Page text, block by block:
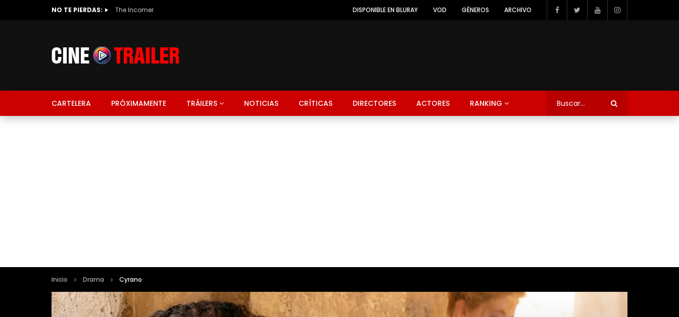
NO TE PIERDAS: The Incomer DISPONIBLE EN BLURAY VOD GÉNEROS ARCHIVO
CARTELERA PRÓXIMAMENTE TRÁILERS NOTICIAS CRÍTICAS DIRECTORES ACTORES RANKING
Inicio Drama Cyrano